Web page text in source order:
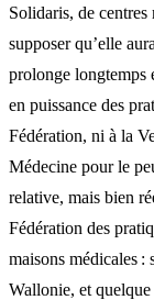
Solidaris, de
supposer qu’elle
prolonge longtemps
en puissance des
Fédération, ni à la
Médecine pour le
relative, mais bien
Fédération des
maisons médicales :
Wallonie, et